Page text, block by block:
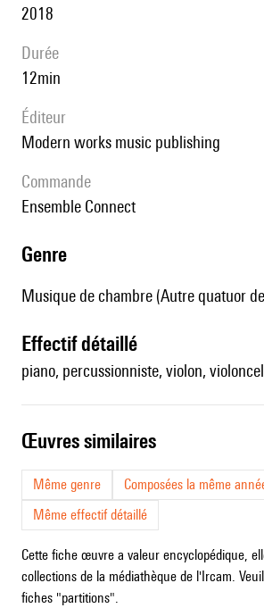
2018
durée
12min
éditeur
modern works music publishing
Commande
Ensemble Connect
genre
Musique de chambre (Autre quatuor
effectif détaillé
piano, percussionniste, violon,
œuvres similaires
Même genre
Composées la même
Même effectif détaillé
Cette fiche œuvre a valeur encyclopédique,
collections de la médiathèque de l'Ircam.
fiches "partitions".